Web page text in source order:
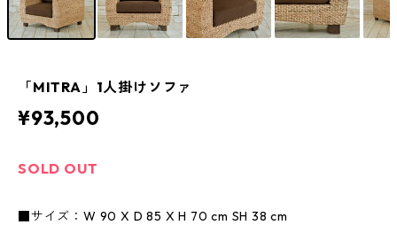
「MITRA」1人掛けソファ
¥93,500
SOLD OUT
■サイズ：W 90 X D 85 X H 70 cm SH 38 cm